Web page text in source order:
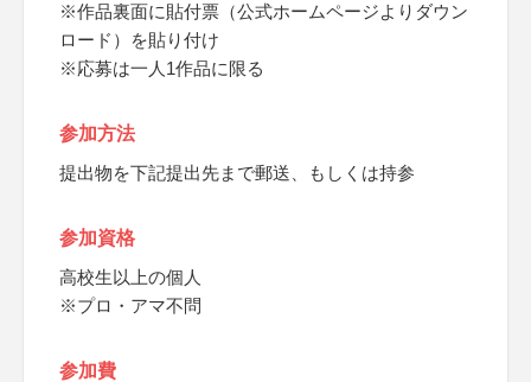
※作品裏面に貼付票（公式ホームページよりダウン
ロード）を貼り付け
※応募は一人1作品に限る
参加方法
提出物を下記提出先まで郵送、もしくは持参
参加資格
高校生以上の個人
※プロ・アマ不問
参加費